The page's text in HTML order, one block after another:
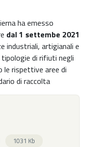
ha emesso
dal 1 settembe 2021
industriali, artigianali e
di rifiuti negli
rispettive aree di
di raccolta
1031 Kb